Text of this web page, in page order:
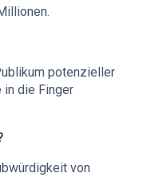
potenzieller
in die Finger
von